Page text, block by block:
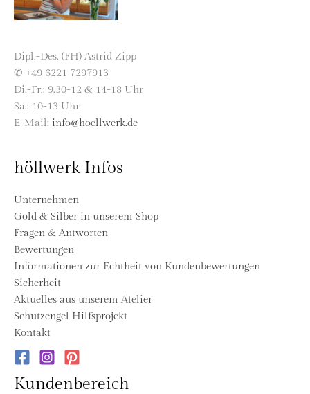
Dipl.-Des. (FH) Astrid Zipp
✆ +49 6221 7297913
Di.-Fr.: 9.30-12 & 14-18 Uhr
Sa.: 10-13 Uhr
E-Mail: info@hoellwerk.de
höllwerk Infos
Unternehmen
Gold & Silber in unserem Shop
Fragen & Antworten
Bewertungen
Informationen zur Echtheit von Kundenbewertungen
Sicherheit
Aktuelles aus unserem Atelier
Schutzengel Hilfsprojekt
Kontakt
Kundenbereich